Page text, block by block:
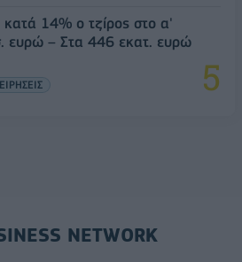
14% ο τζίρος στο α'
ευρώ – Στα 446 εκατ. ευρώ
NETWORK